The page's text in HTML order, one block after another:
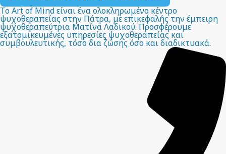
Το Art of Mind είναι ένα ολοκληρωμένο κέντρο
ψυχοθεραπείας στην Πάτρα, με επικεφαλής την έμπειρη
ψυχοθεραπεύτρια Ματίνα Λαδικού. Προσφέρουμε
εξατομικευμένες υπηρεσίες ψυχοθεραπείας και
συμβουλευτικής, τόσο δια ζώσης όσο και διαδικτυακά.